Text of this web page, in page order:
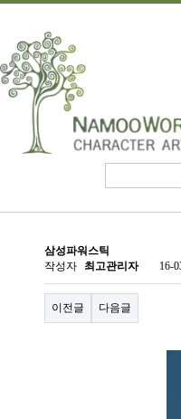
삼성파워스틱
작성자
최고관리자 16-
이전글 다음글